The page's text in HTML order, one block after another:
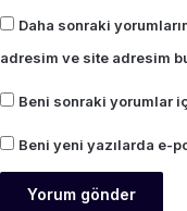
Daha sonraki
adresim ve site adresim
Beni sonraki yorumlar
Beni yeni yazılarda e-